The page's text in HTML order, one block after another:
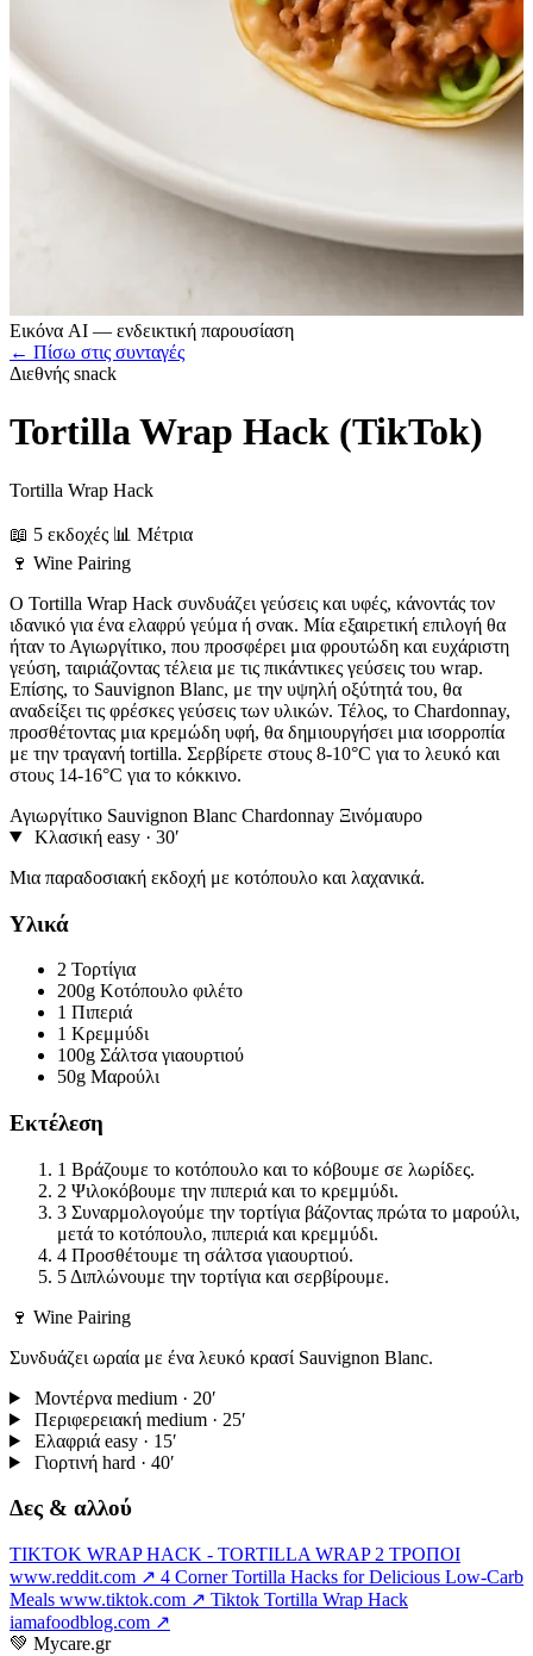
Εικόνα AI — ενδεικτική παρουσίαση
← Πίσω στις συνταγές
Διεθνής snack
Tortilla Wrap Hack (TikTok)
Tortilla Wrap Hack
📖 5 εκδοχές 📊 Μέτρια
🍷 Wine Pairing
Ο Tortilla Wrap Hack συνδυάζει γεύσεις και υφές, κάνοντάς τον
ιδανικό για ένα ελαφρύ γεύμα ή σνακ. Μία εξαιρετική επιλογή θα
ήταν το Αγιωργίτικο, που προσφέρει μια φρουτώδη και ευχάριστη
γεύση, ταιριάζοντας τέλεια με τις πικάντικες γεύσεις του wrap.
Επίσης, το Sauvignon Blanc, με την υψηλή οξύτητά του, θα
αναδείξει τις φρέσκες γεύσεις των υλικών. Τέλος, το Chardonnay,
προσθέτοντας μια κρεμώδη υφή, θα δημιουργήσει μια ισορροπία
με την τραγανή tortilla. Σερβίρετε στους 8-10°C για το λευκό και
στους 14-16°C για το κόκκινο.
Αγιωργίτικο Sauvignon Blanc Chardonnay Ξινόμαυρο
Κλασική easy · 30′
Μια παραδοσιακή εκδοχή με κοτόπουλο και λαχανικά.
Υλικά
2 Τορτίγια
200g Κοτόπουλο φιλέτο
1 Πιπεριά
1 Κρεμμύδι
100g Σάλτσα γιαουρτιού
50g Μαρούλι
Εκτέλεση
1 Βράζουμε το κοτόπουλο και το κόβουμε σε λωρίδες.
2 Ψιλοκόβουμε την πιπεριά και το κρεμμύδι.
3 Συναρμολογούμε την τορτίγια βάζοντας πρώτα το μαρούλι,
μετά το κοτόπουλο, πιπεριά και κρεμμύδι.
4 Προσθέτουμε τη σάλτσα γιαουρτιού.
5 Διπλώνουμε την τορτίγια και σερβίρουμε.
🍷 Wine Pairing
Συνδυάζει ωραία με ένα λευκό κρασί Sauvignon Blanc.
Μοντέρνα medium · 20′
Περιφερειακή medium · 25′
Ελαφριά easy · 15′
Γιορτινή hard · 40′
Δες & αλλού
TIKTOK WRAP HACK - TORTILLA WRAP 2 ΤΡΟΠΟΙ
www.reddit.com ↗ 4 Corner Tortilla Hacks for Delicious Low-Carb
Meals www.tiktok.com ↗ Tiktok Tortilla Wrap Hack
iamafoodblog.com ↗
💚 Mycare.gr